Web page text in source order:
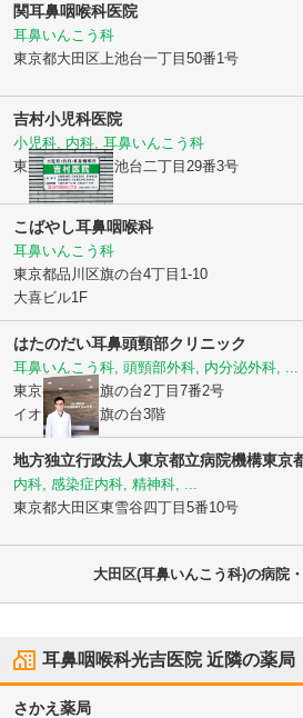
関耳鼻咽喉科医院
耳鼻いんこう科
東京都大田区 上池台一丁目50番1号
吉村小児科医院
小児科, 内科, 耳鼻いんこう科
東京都大田区上池台二丁目29番3号
こばやし耳鼻咽喉科
耳鼻いんこう科
東京都品川区旗の台4丁目1-10
大喜ビル1F
はたのだい耳鼻頭頸部クリニック
耳鼻いんこう科, 頭頸部外科, 内分泌外科, ...
東京都品川区旗の台2丁目7番2号
イオンタウン旗の台3階
地方独立行政法人東京都立病院機構東京
内科, 感染症内科, 精神科, ...
東京都大田区東雪谷四丁目5番10号
大田区(耳鼻いんこう科)の病院
耳鼻咽喉科光吉医院近隣の薬局
さかえ薬局